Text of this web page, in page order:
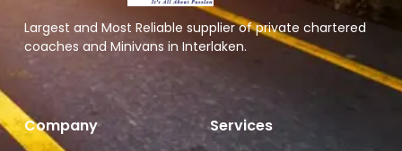
Largest and Most Reliable supplier of private chartered
coaches and Minivans in Interlaken.
Company Services